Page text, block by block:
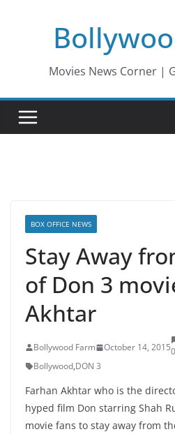
Movies News Corner |
BOX OFFICE NEWS
Stay Away
of Don 3
Akhtar
Bollywood Farm October 14, 2015
Bollywood,DON 3
Farhan Akhtar who is the
hyped film Don starring Shah
movie fans to stay away from